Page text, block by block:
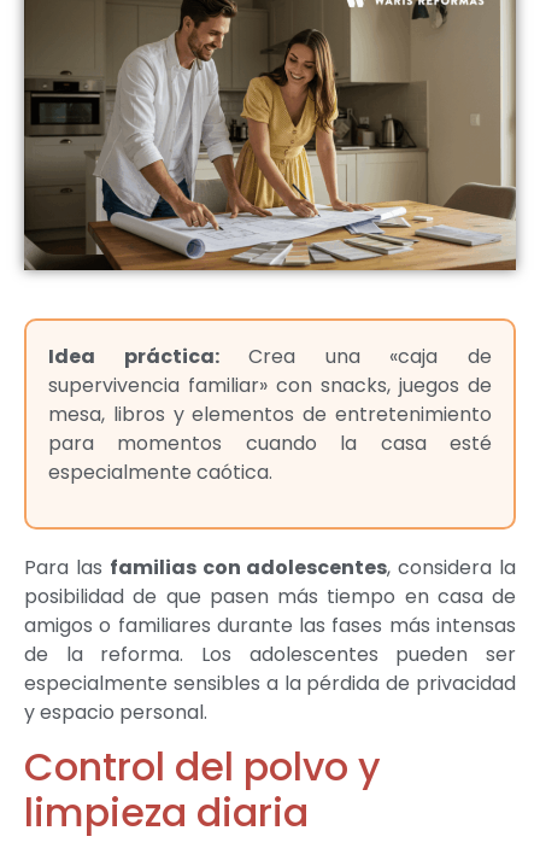
Idea práctica:Crea una «caja de
supervivencia familiar» con snacks, juegos de
mesa, libros y elementos de entretenimiento
para momentos cuando la casa esté
especialmente caótica.
Para las familias con adolescentes, considera la
posibilidad de que pasen más tiempo en casa de
amigos o familiares durante las fases más intensas
de la reforma. Los adolescentes pueden ser
especialmente sensibles a la pérdida de privacidad
y espacio personal.
Control del polvo y
limpieza diaria